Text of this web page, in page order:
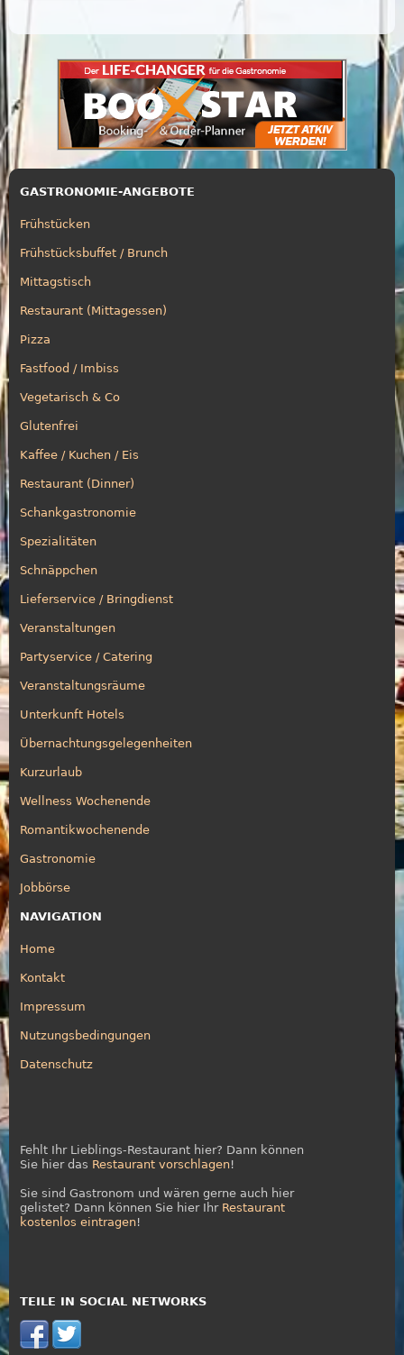
GASTRONOMIE-ANGEBOTE
Frühstücken
Frühstücksbuffet / Brunch
Mittagstisch
Restaurant (Mittagessen)
Pizza
Fastfood / Imbiss
Vegetarisch & Co
Glutenfrei
Kaffee / Kuchen / Eis
Restaurant (Dinner)
Schankgastronomie
Spezialitäten
Schnäppchen
Lieferservice / Bringdienst
Veranstaltungen
Partyservice / Catering
Veranstaltungsräume
Unterkunft Hotels
Übernachtungsgelegenheiten
Kurzurlaub
Wellness Wochenende
Romantikwochenende
Gastronomie
Jobbörse
NAVIGATION
Home
Kontakt
Impressum
Nutzungsbedingungen
Datenschutz
Fehlt Ihr Lieblings-Restaurant hier? Dann können
Sie hier das Restaurant vorschlagen!
Sie sind Gastronom und wären gerne auch hier
gelistet? Dann können Sie hier Ihr Restaurant
kostenlos eintragen!
TEILE IN SOCIAL NETWORKS